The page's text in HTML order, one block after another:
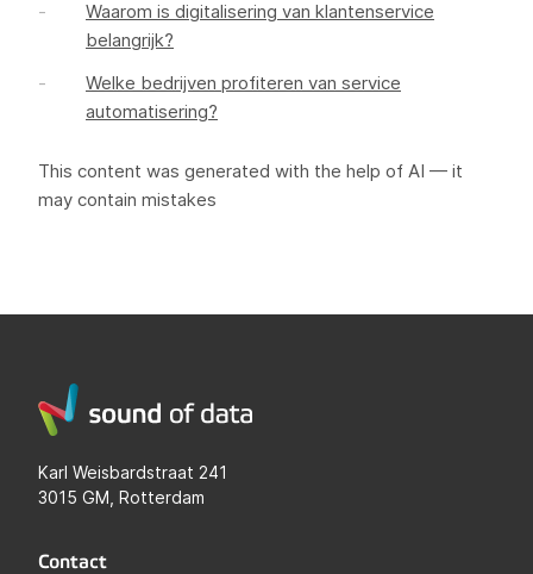
Waarom is digitalisering van klantenservice
belangrijk?
Welke bedrijven profiteren van service
automatisering?
This content was generated with the help of AI — it
may contain mistakes
Karl Weisbardstraat 241
3015 GM, Rotterdam
Contact